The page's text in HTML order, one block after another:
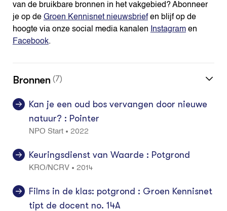
van de bruikbare bronnen in het vakgebied? Abonneer
je op de Groen Kennisnet nieuwsbriefen blijf op de
hoogte via onze social media kanalen
Instagramen
Facebook.
Bronnen (7)
Kan je een oud bos vervangen door nieuwe
natuur? : Pointer
NPO Start• 2022
Keuringsdienst van Waarde : Potgrond
KRO/NCRV• 2014
Films in de klas: potgrond : Groen Kennisnet
tipt de docent no. 14A